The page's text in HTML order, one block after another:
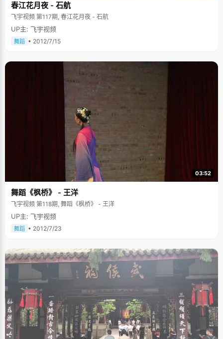
春江花月夜 - 石航
飞宇视频 第117期, 春江花月夜 - 石航
UP主: 飞宇视频
舞蹈 • 2012/7/15
03:52
舞蹈《枫桥》 - 王洋
飞宇视频 第118期, 舞蹈《枫桥》 - 王洋
UP主: 飞宇视频
舞蹈 • 2012/7/23